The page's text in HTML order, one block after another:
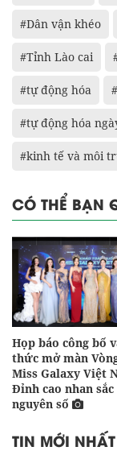
#Dân vận khéo
#Tỉnh Lào cai
#tự động hóa
#tự động hóa
#kinh tế và môi
CÓ THỂ BẠN
Họp báo công bố
thức mở màn
Miss Galaxy Việt
Đỉnh cao nhan
nguyên số
TIN MỚI NHẤT